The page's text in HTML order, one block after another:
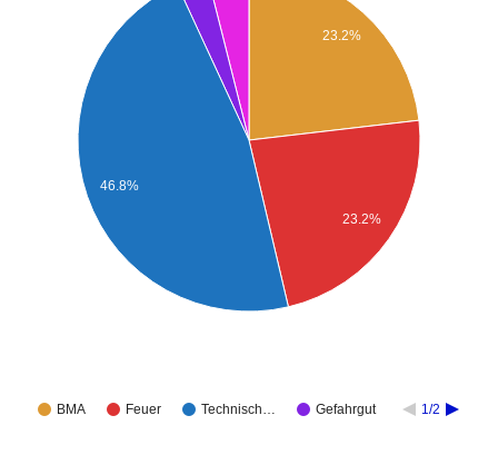
BMA Feuer Technisch… Gefahrgut 1/2
23.2%
23.2%
46.8%